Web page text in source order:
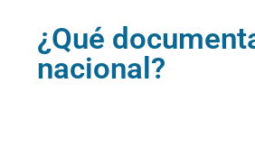
¿Qué
nacional?